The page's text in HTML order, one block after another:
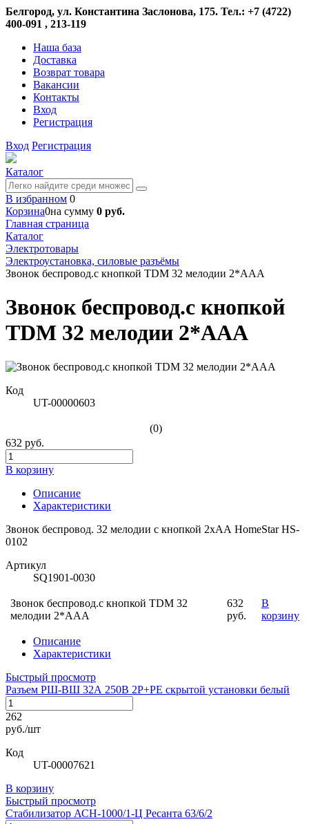
Белгород, ул. Константина Заслонова, 175. Тел.: +7 (4722)
400-091 , 213-119
Наша база
Доставка
Возврат товара
Вакансии
Контакты
Вход
Регистрация
Вход Регистрация
Каталог
В избранном 0
Корзина0на сумму 0 руб.
Главная страница
Каталог
Электротовары
Электроустановка, силовые разъёмы
Звонок беспровод.с кнопкой TDM 32 мелодии 2*ААА
Звонок беспровод.с кнопкой
TDM 32 мелодии 2*ААА
Код
UT-00000603
(0)
632 руб.
В корзину
Описание
Характеристики
Звонок беспровод. 32 мелодии с кнопкой 2хАА HomeStar HS-
0102
Артикул
SQ1901-0030
Звонок беспровод.с кнопкой TDM 32
мелодии 2*ААА
632
руб.
В
корзину
Описание
Характеристики
Быстрый просмотр
Разъем РШ-ВШ 32А 250В 2Р+РЕ скрытой установки белый
262
руб./шт
Код
UT-00007621
В корзину
Быстрый просмотр
Стабилизатор АСН-1000/1-Ц Ресанта 63/6/2